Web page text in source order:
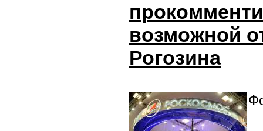
возможной
Рогозина